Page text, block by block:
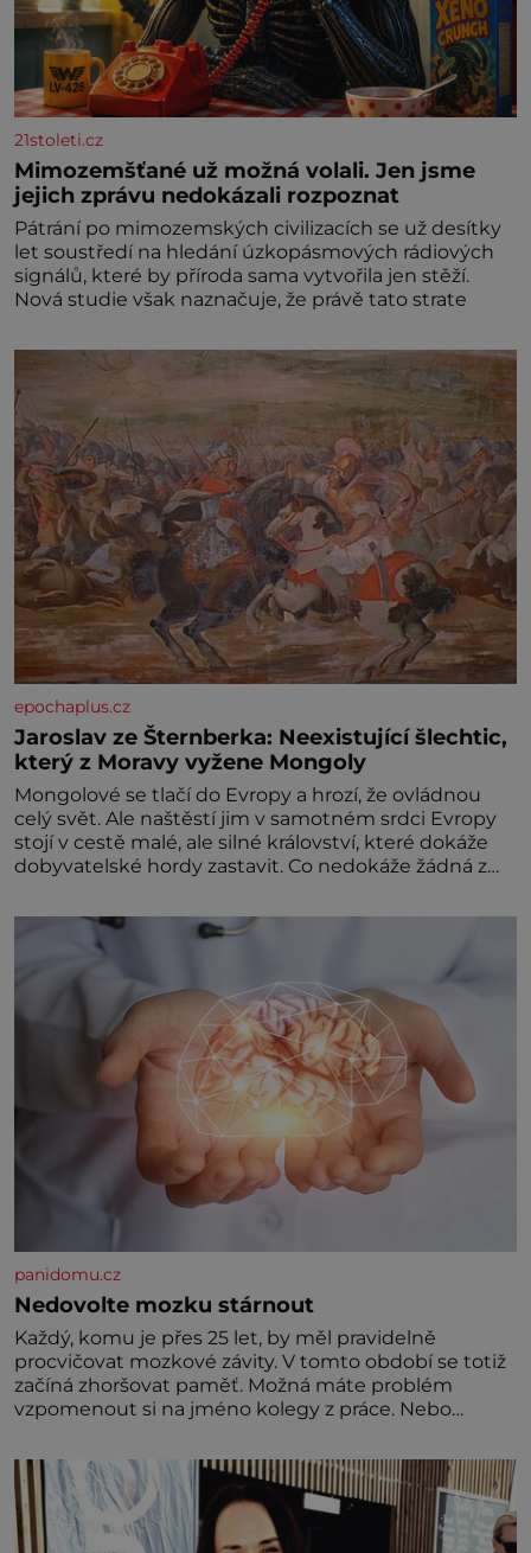
21stoleti.cz
Mimozemšťané už možná volali. Jen jsme
jejich zprávu nedokázali rozpoznat
Pátrání po mimozemských civilizacích se už desítky
let soustředí na hledání úzkopásmových rádiových
signálů, které by příroda sama vytvořila jen stěží.
Nová studie však naznačuje, že právě tato strate
epochaplus.cz
Jaroslav ze Šternberka: Neexistující šlechtic,
který z Moravy vyžene Mongoly
Mongolové se tlačí do Evropy a hrozí, že ovládnou
celý svět. Ale naštěstí jim v samotném srdci Evropy
stojí v cestě malé, ale silné království, které dokáže
dobyvatelské hordy zastavit. Co nedokáže žádná z
král. Nebo že by ne? Mongolové od roku 1223
postupují podél Kaspického a Azovského moře,
panidomu.cz
Nedovolte mozku stárnout
Každý, komu je přes 25 let, by měl pravidelně
procvičovat mozkové závity. V tomto období se totiž
začíná zhoršovat paměť. Možná máte problém
vzpomenout si na jméno kolegy z práce. Nebo
nedávno přečetli. Je to opravdu tak, s věkem jako
kdyby se paměť rozhodla stávkovat. Cvičte